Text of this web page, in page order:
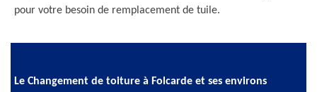
pour votre besoin de remplacement de tuile.
Le Changement de toiture à Folcarde et ses environs